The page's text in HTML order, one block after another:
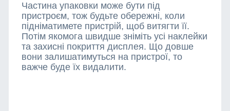
Частина упаковки може бути під
пристроєм, тож будьте обережні, коли
підніматимете пристрій, щоб витягти її.
Потім якомога швидше зніміть усі наклейки
та захисні покриття дисплея. Що довше
вони залишатимуться на пристрої, то
важче буде їх видалити.